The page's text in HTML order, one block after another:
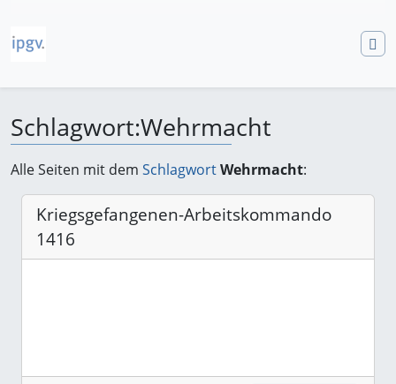
Schlagwort:Wehrmacht
Wechseln zu:Navigation,Suche
Alle Seiten mit dem SchlagwortWehrmacht:
Kriegsgefangenen-Arbeitskommando
1416